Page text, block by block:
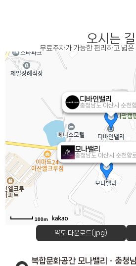
오시는 길
무료주차가 가능한 편리하고 넓
디바인밸리
충청남도 아산시 순천
모나밸리
충청남도 아산시 순천
100m
약도 다운로드(jpg)
복합문화공간 모나밸리 - 충청